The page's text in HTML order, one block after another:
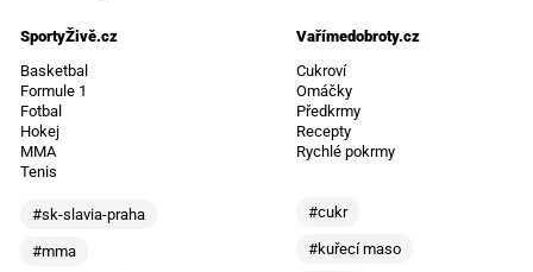
SportyŽivě.cz
Basketbal
Formule 1
Fotbal
Hokej
MMA
Tenis
#sk-slavia-praha
#mma
Vařímedobroty.cz
Cukroví
Omáčky
Předkrmy
Recepty
Rychlé pokrmy
#cukr
#kuřecí maso